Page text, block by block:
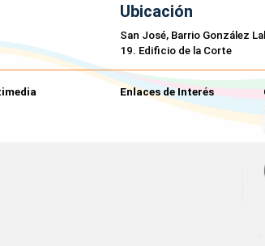
Ubicación
San José, Barrio González
19. Edificio de la Corte
Enlaces de Interés